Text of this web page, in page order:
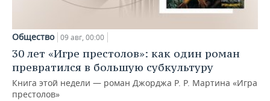
Общество 09 авг, 00:00
30 лет «Игре престолов»: как один роман
превратился в большую субкультуру
Книга этой недели — роман Джорджа Р. Р. Мартина «Игра
престолов»